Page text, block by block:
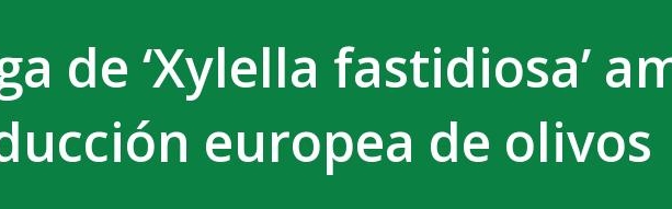
de ‘Xylella fastidiosa’
europea de olivos